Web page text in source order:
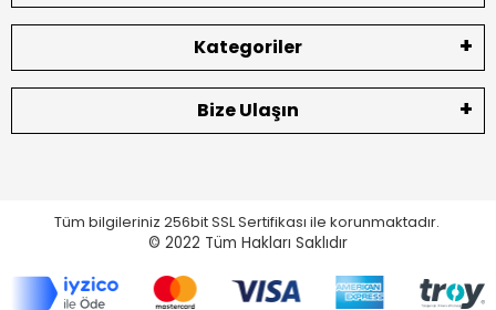
Kategoriler
Bize Ulaşın
Tüm bilgileriniz 256bit SSL Sertifikası ile korunmaktadır.
© 2022 Tüm Hakları Saklıdır